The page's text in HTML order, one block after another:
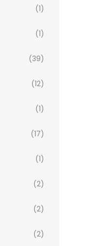
(1)
(1)
(39)
(12)
(1)
(17)
(1)
(2)
(2)
(2)